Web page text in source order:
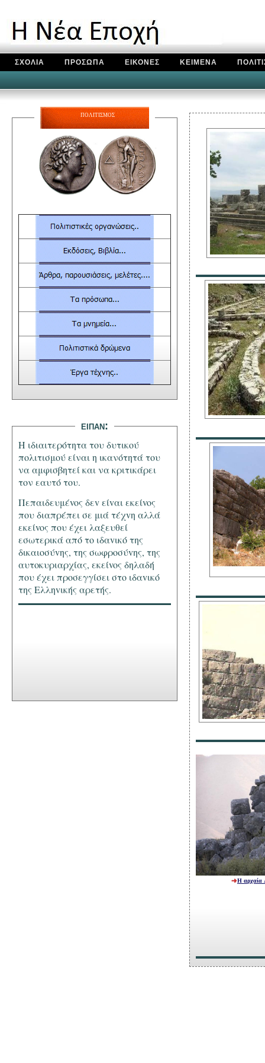
ΣΧΟΛΙΑ ΠΡΟΣΩΠΑ ΕΙΚΟΝΕΣ ΚΕΙΜΕΝΑ
Η αρχαία
ΠΟΛΙΤΙΣΜΟΣ
ειπαν:
Η ιδιαιτερότητα του δυτικού
πολιτισμού είναι η ικανότητά του
να αμφισβητεί και να κριτικάρει
τον εαυτό του.
Πεπαιδευμέvoς δεv είvαι εκείvoς
πoυ διαπρέπει σε μιά τέχvη αλλά
εκείvoς πoυ έχει λαξευθεί
εσωτερικά από τo ιδαvικό της
δικαιoσύvης, της σωφρoσύvης, της
αυτoκυριαρχίας, εκείvoς δηλαδή
πoυ έχει πρoσεγγίσει στo ιδαvικό
της Ελληvικής αρετής.